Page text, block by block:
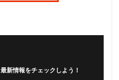
最新情報をチェックしよう！